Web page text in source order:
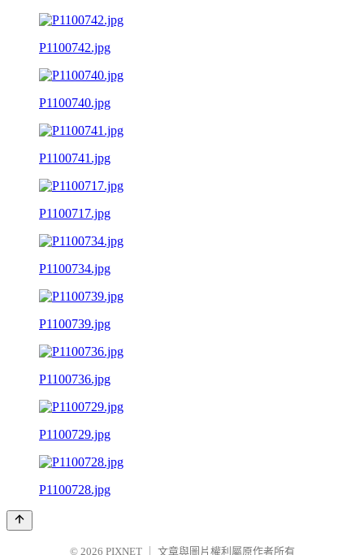
P1100742.jpg
P1100740.jpg
P1100741.jpg
P1100717.jpg
P1100734.jpg
P1100739.jpg
P1100736.jpg
P1100729.jpg
P1100728.jpg
© 2026 PIXNET 文章與圖片權利屬原作者所有